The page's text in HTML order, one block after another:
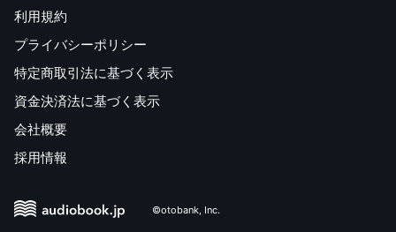
利用規約
プライバシーポリシー
特定商取引法に基づく表示
資金決済法に基づく表示
会社概要
採用情報
©otobank, Inc.